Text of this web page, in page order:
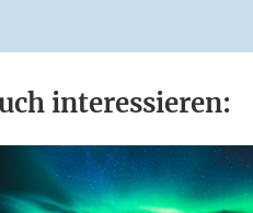
interessieren: